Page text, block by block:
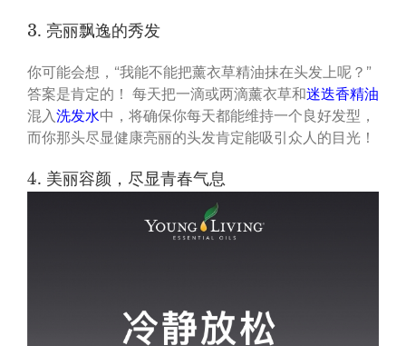
3. 亮丽飘逸的秀发
你可能会想，“我能不能把薰衣草精油抹在头发上呢？”
答案是肯定的！ 每天把一滴或两滴薰衣草和迷迭香精油
混入洗发水中，将确保你每天都能维持一个良好发型，
而你那头尽显健康亮丽的头发肯定能吸引众人的目光！
4. 美丽容颜，尽显青春气息